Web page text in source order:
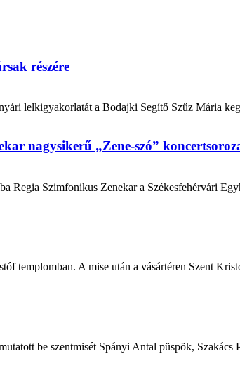
részére
lelkigyakorlatát a Bodajki Segítő Szűz Mária
nagysikerű „Zene-szó”
Regia Szimfonikus Zenekar a Székesfehérvári
templomban. A mise után a vásártéren Szent
be szentmisét Spányi Antal püspök, Szakács